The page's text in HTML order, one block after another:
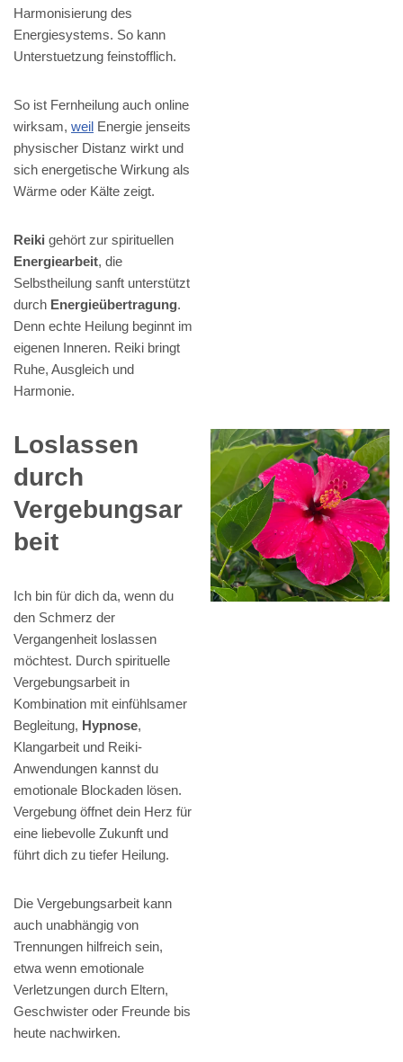
Harmonisierung des
Energiesystems. So kann
Unterstuetzung feinstofflich.
So ist Fernheilung auch online
wirksam, weil Energie jenseits
physischer Distanz wirkt und
sich energetische Wirkung als
Wärme oder Kälte zeigt.
Reiki gehört zur spirituellen
Energiearbeit, die
Selbstheilung sanft unterstützt
durch Energieübertragung.
Denn echte Heilung beginnt im
eigenen Inneren. Reiki bringt
Ruhe, Ausgleich und
Harmonie.
Loslassen
durch
Vergebungsar
beit
Ich bin für dich da, wenn du
den Schmerz der
Vergangenheit loslassen
möchtest. Durch spirituelle
Vergebungsarbeit in
Kombination mit einfühlsamer
Begleitung, Hypnose,
Klangarbeit und Reiki-
Anwendungen kannst du
emotionale Blockaden lösen.
Vergebung öffnet dein Herz für
eine liebevolle Zukunft und
führt dich zu tiefer Heilung.
Die Vergebungsarbeit kann
auch unabhängig von
Trennungen hilfreich sein,
etwa wenn emotionale
Verletzungen durch Eltern,
Geschwister oder Freunde bis
heute nachwirken.